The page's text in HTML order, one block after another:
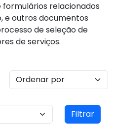
relacionados
e outros documentos
de seleção de
de serviços.
Filtrar